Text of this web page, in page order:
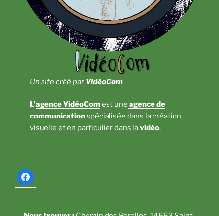
Un site créé par VidéoCom
L’agence VidéoComest une agence de
communicationspécialisée dans la création
visuelle et en particulier dans lavidéo.